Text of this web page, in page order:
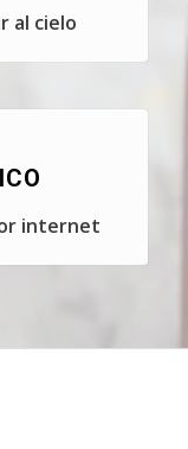
al cielo
internet